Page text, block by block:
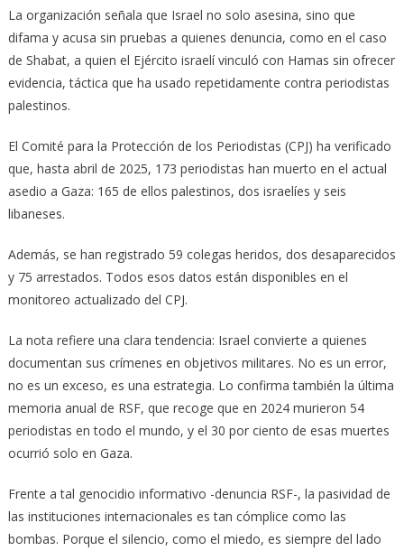
La organización señala que Israel no solo asesina, sino que
difama y acusa sin pruebas a quienes denuncia, como en el caso
de Shabat, a quien el Ejército israelí vinculó con Hamas sin ofrecer
evidencia, táctica que ha usado repetidamente contra periodistas
palestinos.
El Comité para la Protección de los Periodistas (CPJ) ha verificado
que, hasta abril de 2025, 173 periodistas han muerto en el actual
asedio a Gaza: 165 de ellos palestinos, dos israelíes y seis
libaneses.
Además, se han registrado 59 colegas heridos, dos desaparecidos
y 75 arrestados. Todos esos datos están disponibles en el
monitoreo actualizado del CPJ.
La nota refiere una clara tendencia: Israel convierte a quienes
documentan sus crímenes en objetivos militares. No es un error,
no es un exceso, es una estrategia. Lo confirma también la última
memoria anual de RSF, que recoge que en 2024 murieron 54
periodistas en todo el mundo, y el 30 por ciento de esas muertes
ocurrió solo en Gaza.
Frente a tal genocidio informativo -denuncia RSF-, la pasividad de
las instituciones internacionales es tan cómplice como las
bombas. Porque el silencio, como el miedo, es siempre del lado